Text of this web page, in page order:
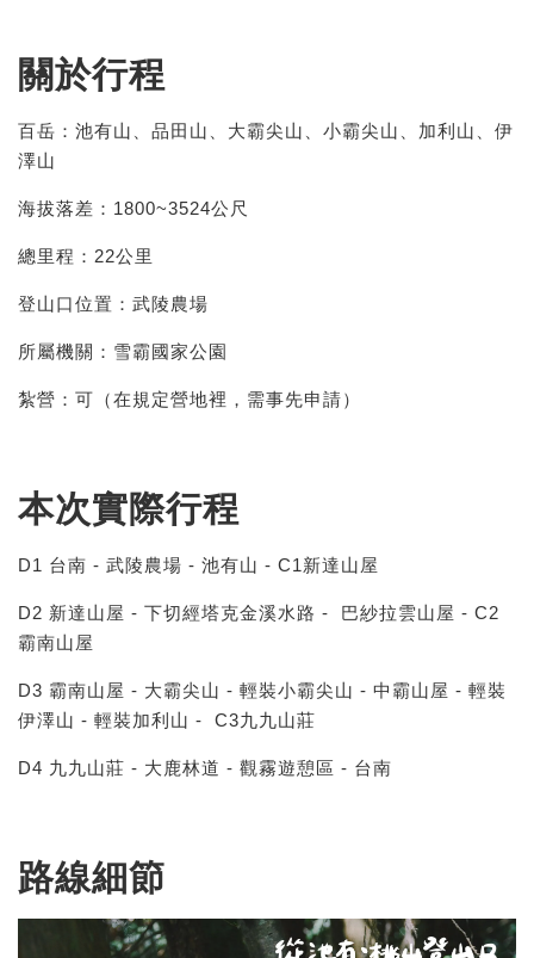
關於行程
百岳：池有山、品田山、大霸尖山、小霸尖山、加利山、伊
澤山
海拔落差：1800~3524公尺
總里程：22公里
登山口位置：武陵農場
所屬機關：雪霸國家公園
紮營：可（在規定營地裡，需事先申請）
本次實際行程
D1 台南 - 武陵農場 - 池有山 - C1新達山屋
D2 新達山屋 - 下切經塔克金溪水路 - 巴紗拉雲山屋 - C2
霸南山屋
D3 霸南山屋 - 大霸尖山 - 輕裝小霸尖山 - 中霸山屋 - 輕裝
伊澤山 - 輕裝加利山 - C3九九山莊
D4 九九山莊 - 大鹿林道 - 觀霧遊憩區 - 台南
路線細節